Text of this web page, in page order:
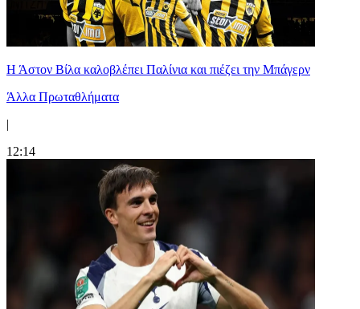
Η Άστον Βίλα καλοβλέπει Παλίνια και πιέζει την Μπάγερν
Άλλα Πρωταθλήματα
|
12:14